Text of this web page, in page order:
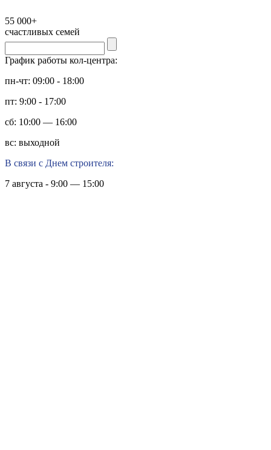
55 000+
счастливых семей
График работы кол-центра:
пн-чт: 09:00 - 18:00
пт: 9:00 - 17:00
сб: 10:00 — 16:00
вс: выходной
В связи с Днем строителя:
7 августа - 9:00 — 15:00